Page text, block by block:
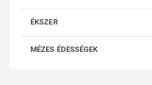
ÉKSZER
MÉZES ÉDESSÉGEK